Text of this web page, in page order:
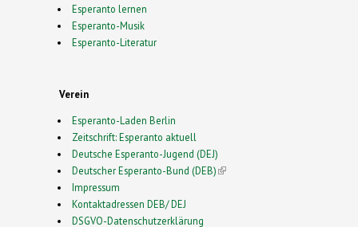
Esperanto lernen
Esperanto-Musik
Esperanto-Literatur
Verein
Esperanto-Laden Berlin
Zeitschrift: Esperanto aktuell
Deutsche Esperanto-Jugend (DEJ)
Deutscher Esperanto-Bund (DEB)(link is external)
Impressum
Kontaktadressen DEB/ DEJ
DSGVO-Datenschutzerklärung